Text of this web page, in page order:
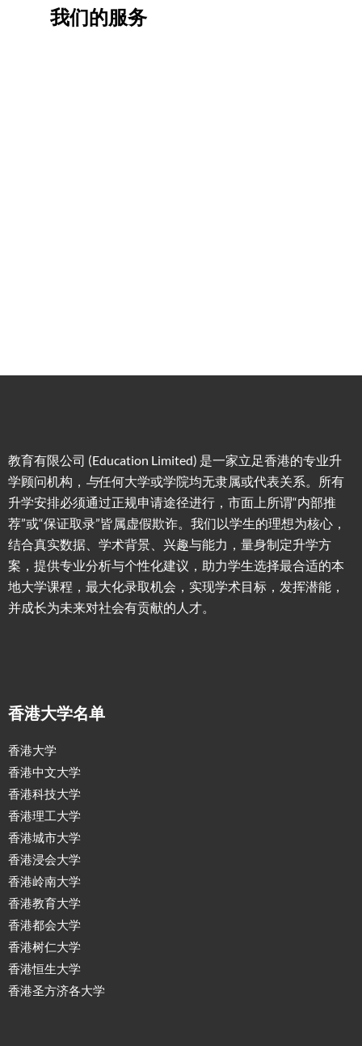
我们的服务
教育有限公司 (Education Limited) 是一家立足香港的专业升
学顾问机构， 与任何大学或学院均无隶属或代表关系。所有
升学安排必须通过正规申请途径进行，市面上所谓“内部推
荐”或“保证取录”皆属虚假欺诈。我们以学生的理想为核心，
结合真实数据、学术背景、兴趣与能力，量身制定升学方
案，提供专业分析与个性化建议，助力学生选择最合适的本
地大学课程，最大化录取机会，实现学术目标，发挥潜能，
并成长为未来对社会有贡献的人才。
香港大学名单
香港大学
香港中文大学
香港科技大学
香港理工大学
香港城市大学
香港浸会大学
香港岭南大学
香港教育大学
香港都会大学
香港树仁大学
香港恒生大学
香港圣方济各大学